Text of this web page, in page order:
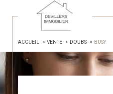
ACCUEIL VENTE DOUBS BUSY